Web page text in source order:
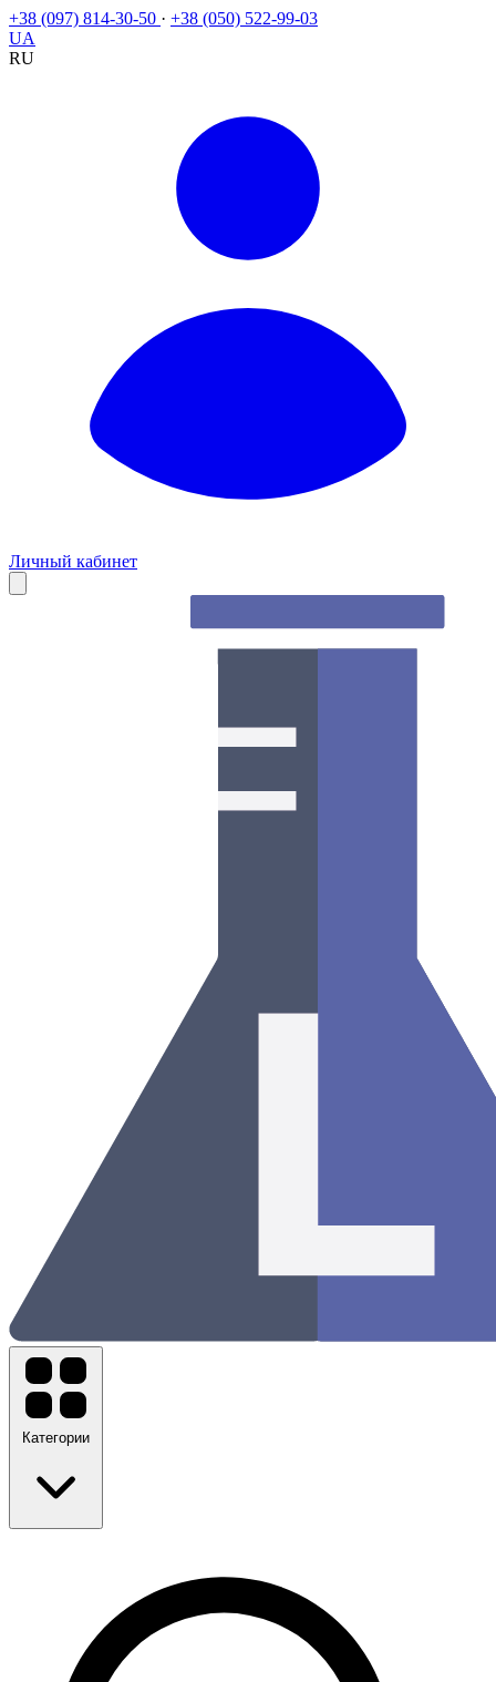
+38 (097) 814-30-50 · +38 (050) 522-99-03
UA
RU
Личный кабинет
Категории